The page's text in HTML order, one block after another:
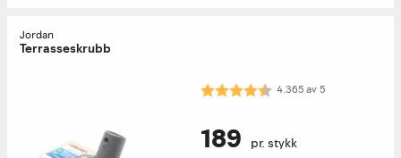
Jordan
Terrasseskrubb
Karakter: 4.4 av 5 mulige
4.365av5
189 pr. stykk